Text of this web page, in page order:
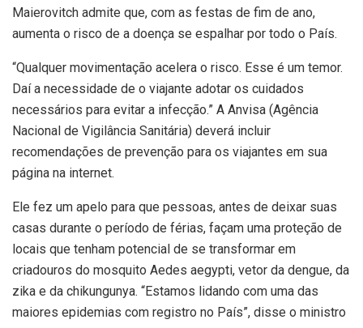
Maierovitch admite que, com as festas de fim de ano,
aumenta o risco de a doença se espalhar por todo o País.
“Qualquer movimentação acelera o risco. Esse é um temor.
Daí a necessidade de o viajante adotar os cuidados
necessários para evitar a infecção.” A Anvisa (Agência
Nacional de Vigilância Sanitária) deverá incluir
recomendações de prevenção para os viajantes em sua
página na internet.
Ele fez um apelo para que pessoas, antes de deixar suas
casas durante o período de férias, façam uma proteção de
locais que tenham potencial de se transformar em
criadouros do mosquito Aedes aegypti, vetor da dengue, da
zika e da chikungunya. “Estamos lidando com uma das
maiores epidemias com registro no País”, disse o ministro